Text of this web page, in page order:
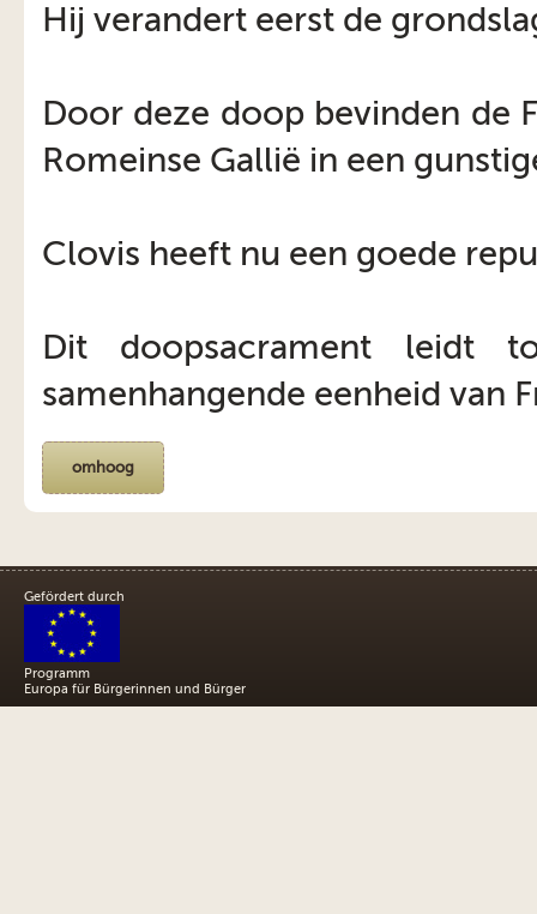
Hij verandert eerst de
Door deze doop bevinden de
Romeinse Gallië in een
Clovis heeft nu een goede
Dit doopsacrament leidt
samenhangende eenheid van
omhoog
Gefördert durch
Programm
Europa für Bürgerinnen und Bürger